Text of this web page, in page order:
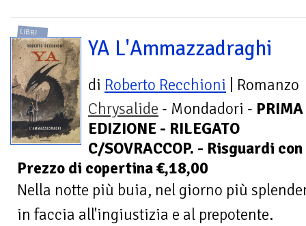
LIBRI
YA L'Ammazzadraghi
di Roberto Recchioni | Romanzo
Chrysalide - Mondadori - PRIMA
EDIZIONE - RILEGATO
C/SOVRACCOP. - Risguardi
Prezzo di copertina €,18,00
Nella notte più buia, nel giorno più
in faccia all'ingiustizia e al prepotente.